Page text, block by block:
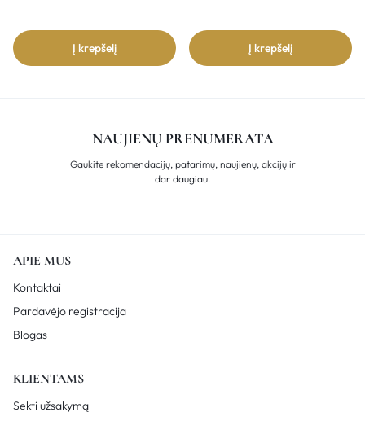
Į krepšelį Į krepšelį
NAUJIENŲ PRENUMERATA
Gaukite rekomendacijų, patarimų, naujienų, akcijų ir
dar daugiau.
APIE MUS
Kontaktai
Pardavėjo registracija
Blogas
KLIENTAMS
Sekti užsakymą